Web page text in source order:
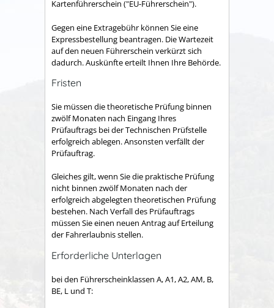
Kartenführerschein ("EU-Führerschein").
Gegen eine Extragebühr können Sie eine
Expressbestellung beantragen. Die Wartezeit
auf den neuen Führerschein verkürzt sich
dadurch. Auskünfte erteilt Ihnen Ihre Behörde.
Fristen
Sie müssen die theoretische Prüfung binnen
zwölf Monaten nach Eingang Ihres
Prüfauftrags bei der Technischen Prüfstelle
erfolgreich ablegen. Ansonsten verfällt der
Prüfauftrag.
Gleiches gilt, wenn Sie die praktische Prüfung
nicht binnen zwölf Monaten nach der
erfolgreich abgelegten theoretischen Prüfung
bestehen. Nach Verfall des Prüfauftrags
müssen Sie einen neuen Antrag auf Erteilung
der Fahrerlaubnis stellen.
Erforderliche Unterlagen
bei den Führerscheinklassen A, A1, A2, AM, B,
BE, L und T: